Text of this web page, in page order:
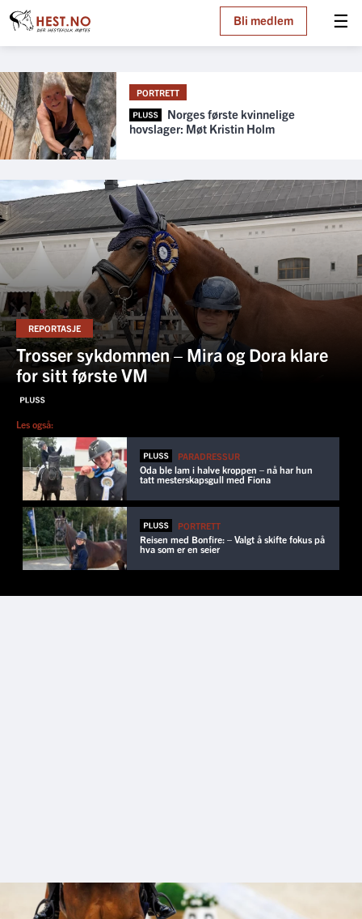
☰
Bli medlem
PORTRETT
Norges første kvinnelige
hovslager: Møt Kristin Holm
REPORTASJE
Trosser sykdommen – Mira og Dora klare
for sitt første VM
Les også:
PARADRESSUR
Oda ble lam i halve kroppen – nå har hun
tatt mesterskapsgull med Fiona
PORTRETT
Reisen med Bonfire: – Valgt å skifte fokus på
hva som er en seier